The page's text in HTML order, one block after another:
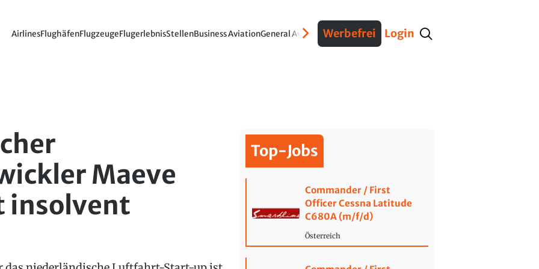
AirlinesFlughäfenFlugzeugeFlugerlebnisStellenBusiness AviationGeneral AviationVerteidigungInterviews Fracht
Werbefrei Login
Maeve
insolvent
Top-Jobs
Commander / First
Officer Cessna Latitude
C680A (m/f/d)
Österreich